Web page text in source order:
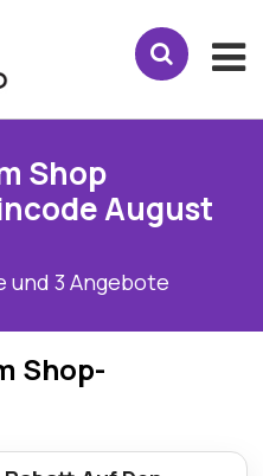
Shop
August
und 3 Angebote
Shop-